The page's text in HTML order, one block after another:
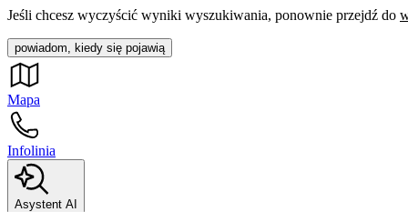
Jeśli chcesz wyczyścić wyniki wyszukiwania, ponownie przejdź do
powiadom, kiedy się pojawią
Mapa
Infolinia
Asystent AI